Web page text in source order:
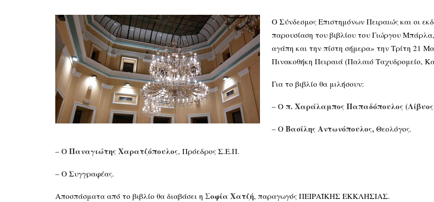
Ο Σύνδεσμος Επιστημόνων Πειραιώς και οι
παρουσίαση του βιβλίου του Γιώργου
αγάπη και την πίστη σήμερα» την Τρίτη 21
Πινακοθήκη Πειραιά (Παλαιό Ταχυδρομείο,
Για το βιβλίο θα μιλήσουν:
– Ο π. Χαράλαμπος Παπαδόπουλος
– Ο Βασίλης Αντωνόπουλος, Θεολόγος.
– Ο Παναγιώτης Χαρατζόπουλος, Πρόεδρος Σ.Ε.Π.
– Ο Συγγραφέας.
Αποσπάσματα από το βιβλίο θα διαβάσει η Σοφία Χατζή, παραγωγός ΠΕΙΡΑΪΚΗΣ ΕΚΚΛΗΣΙΑΣ.